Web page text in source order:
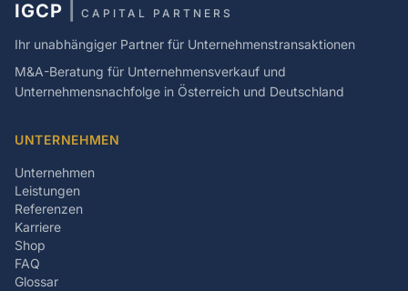
IGCP CAPITAL PARTNERS
Ihr unabhängiger Partner für Unternehmenstransaktionen
M&A-Beratung für Unternehmensverkauf und
Unternehmensnachfolge in Österreich und Deutschland
UNTERNEHMEN
Unternehmen
Leistungen
Referenzen
Karriere
Shop
FAQ
Glossar